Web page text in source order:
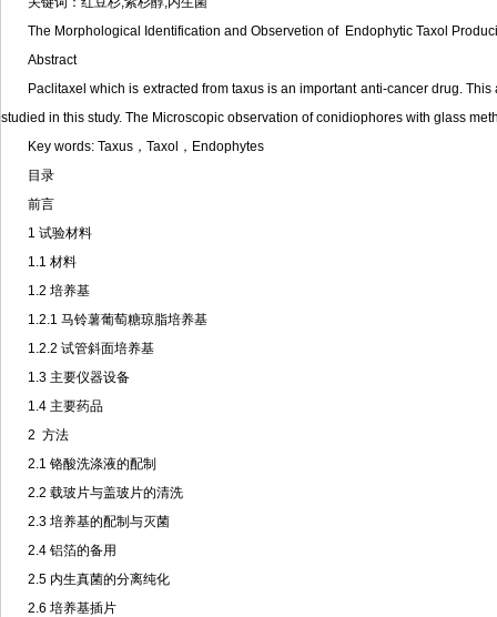
The Morphological Identification and Observetion of Endophytic Taxol
Abstract
Paclitaxel which is extracted from taxus is an important anti-cancer drug.
studied in this study. The Microscopic observation of conidiophores with glass
Key words: Taxus，Taxol，Endophytes
目录
前言
1 试验材料
1.1 材料
1.2 培养基
1.2.1 马铃薯葡萄糖琼脂培养基
1.2.2 试管斜面培养基
1.3 主要仪器设备
1.4 主要药品
2 方法
2.1 铬酸洗涤液的配制
2.2 载玻片与盖玻片的清洗
2.3 培养基的配制与灭菌
2.4 铝箔的备用
2.5 内生真菌的分离纯化
2.6 培养基插片